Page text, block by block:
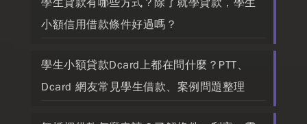
學生貸款有哪些方式？除了就學貸款，學生
小額信用借款條件好過嗎？
學生小額貸款Dcard上都在問什麼？PTT、
Dcard 網友常見學生借款、案例問題整理